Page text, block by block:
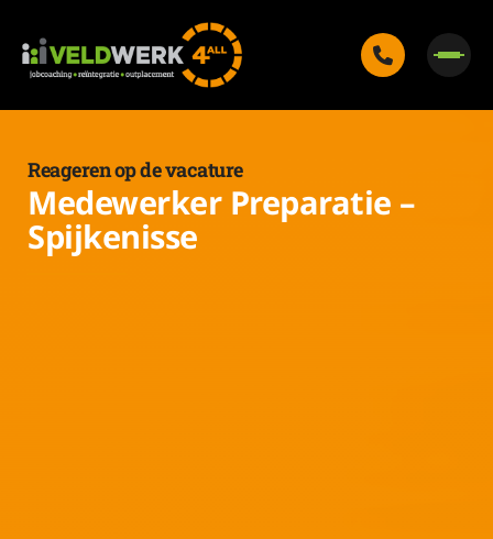
Reageren op de vacature
Medewerker Preparatie –
Spijkenisse